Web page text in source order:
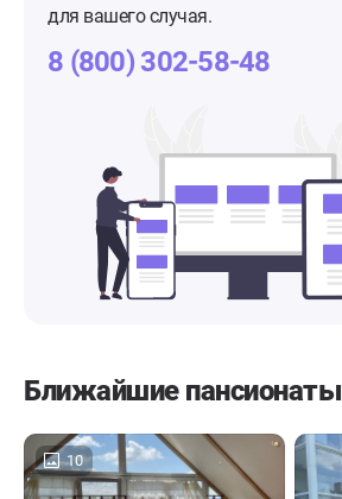
для вашего случая.
8 (800) 302-58-48
Ближайшие пансионаты
10